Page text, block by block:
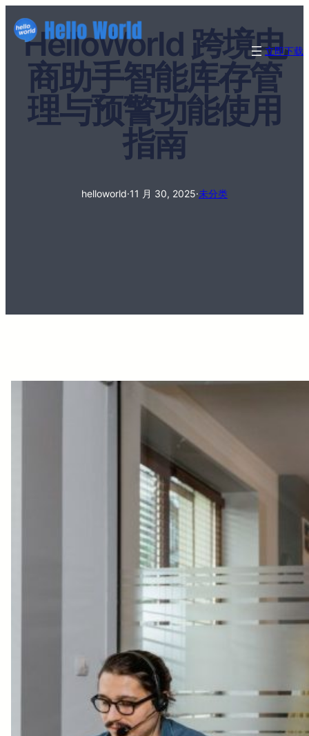
立即下载
HelloWorld 跨境电
商助手智能库存管
理与预警功能使用
指南
helloworld·11 月 30, 2025·未分类